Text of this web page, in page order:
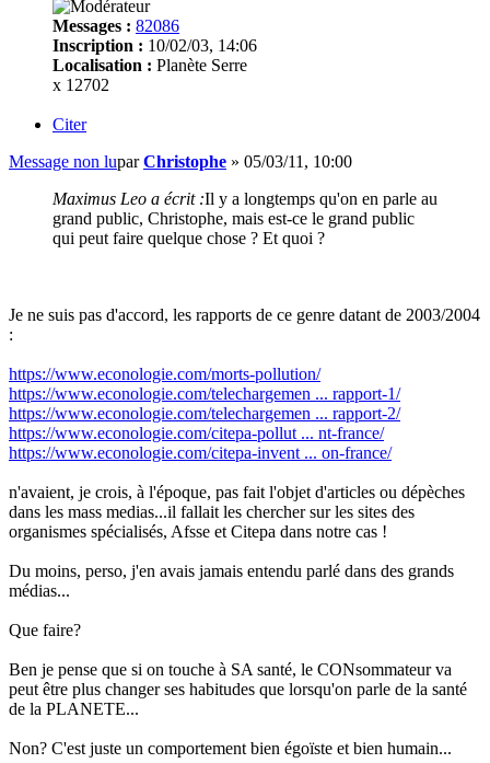
Messages : 82086
Inscription : 10/02/03, 14:06
Localisation : Planète Serre
x 12702
Citer
Message non luparChristophe » 05/03/11, 10:00
Maximus Leo a écrit :Il y a longtemps qu'on en parle au
grand public, Christophe, mais est-ce le grand public
qui peut faire quelque chose ? Et quoi ?
Je ne suis pas d'accord, les rapports de ce genre datant de 2003/2004
:
https://www.econologie.com/morts-pollution/
https://www.econologie.com/telechargemen ... rapport-1/
https://www.econologie.com/telechargemen ... rapport-2/
https://www.econologie.com/citepa-pollut ... nt-france/
https://www.econologie.com/citepa-invent ... on-france/
n'avaient, je crois, à l'époque, pas fait l'objet d'articles ou dépèches
dans les mass medias...il fallait les chercher sur les sites des
organismes spécialisés, Afsse et Citepa dans notre cas !
Du moins, perso, j'en avais jamais entendu parlé dans des grands
médias...
Que faire?
Ben je pense que si on touche à SA santé, le CONsommateur va
peut être plus changer ses habitudes que lorsqu'on parle de la santé
de la PLANETE...
Non? C'est juste un comportement bien égoïste et bien humain...